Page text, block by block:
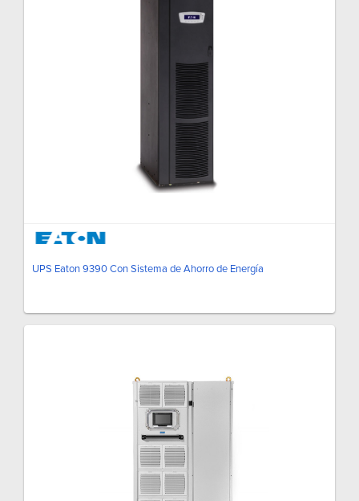
UPS Eaton 9390 Con Sistema de Ahorro de Energía